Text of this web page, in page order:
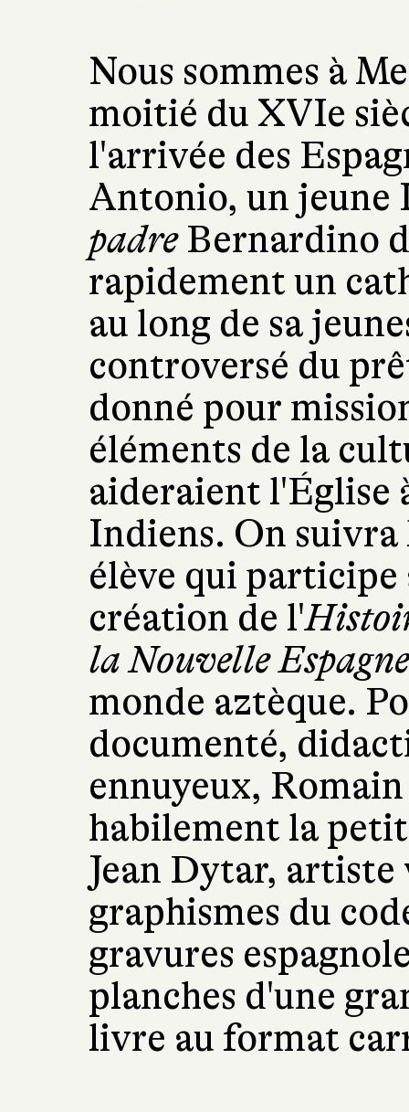
Nous sommes à
moitié du XVIe
l'arrivée des
Antonio, un jeune
padreBernardino
rapidement un
au long de sa
controversé du
donné pour
éléments de la
aideraient l'Église
Indiens. On suivra
élève qui participe
création de l'
la Nouvelle
monde aztèque.
documenté,
ennuyeux,
habilement la
Jean Dytar,
graphismes du
gravures
planches d'une
livre au format